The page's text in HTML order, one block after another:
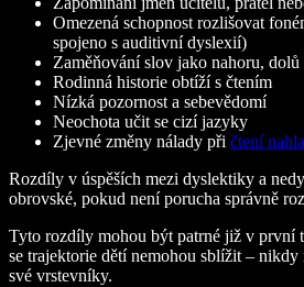
Omezená schopnost rozlišovat
spojeno s auditivní dyslexií)
Zaměňování slov jako nahoru,
Rodinná historie obtíží s čtením
Nízká pozornost a sebevědomí
Neochota učit se cizí jazyky
Zjevné změny nálady při čtení
Rozdíly v úspěších mezi dyslektiky a
obrovské, pokud není porucha správně
Tyto rozdíly mohou být patrné již v první
se trajektorie dětí nemohou sblížit – nikdy
své vrstevníky.